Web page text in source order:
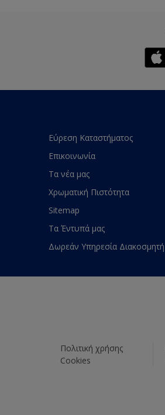
Εύρεση Καταστήματος
Επικοινωνία
Τα νέα μας
Χρωματική Πιστότητα
Sitemap
Τα Έντυπά μας
Δωρεάν Υπηρεσία Διακοσμητή
Πολιτική χρήσης
Cookies